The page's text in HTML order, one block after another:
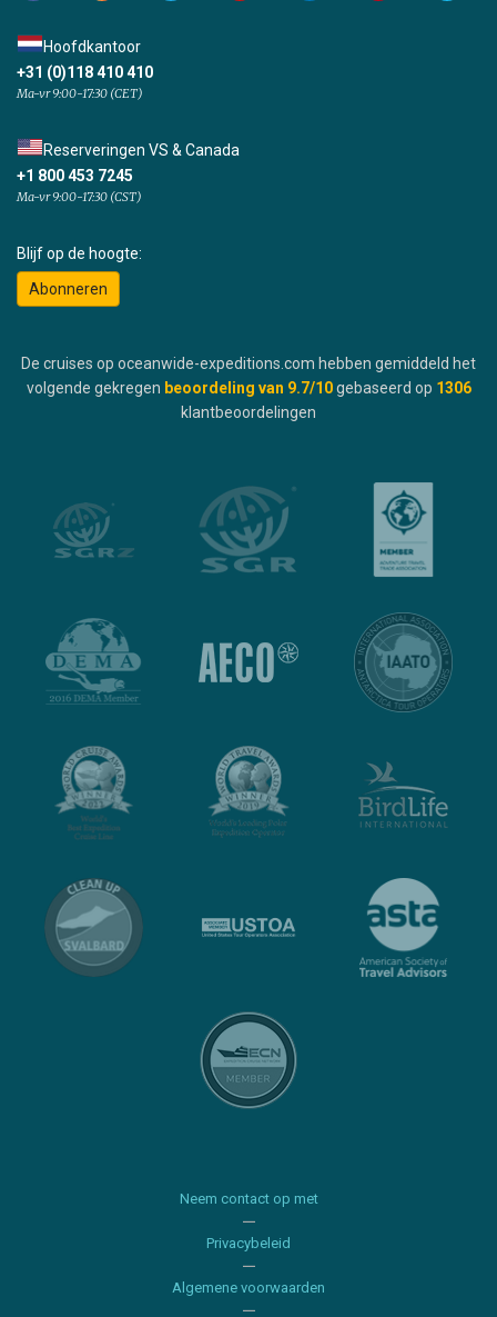
Hoofdkantoor
+31 (0)118 410 410
Ma-vr 9:00-17:30 (CET)
Reserveringen VS & Canada
+1 800 453 7245
Ma-vr 9:00-17:30 (CST)
Blijf op de hoogte:
Abonneren
De cruises op oceanwide-expeditions.com hebben gemiddeld het
volgende gekregen beoordeling van 9.7/10 gebaseerd op 1306
klantbeoordelingen
Neem contact op met
Privacybeleid
Algemene voorwaarden